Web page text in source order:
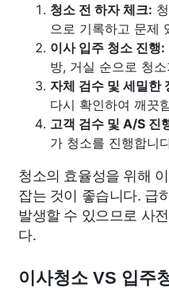
청소 전 하자 체크:
으로 기록하고 문제
이사 입주 청소 진행:
방, 거실 순으로 청
자체 검수 및 세밀한
다시 확인하여 깨끗
고객 검수 및 A/S 진
가 청소를 진행합니
청소의 효율성을 위해
잡는 것이 좋습니다. 급
발생할 수 있으므로 사
다.
이사청소 VS 입주